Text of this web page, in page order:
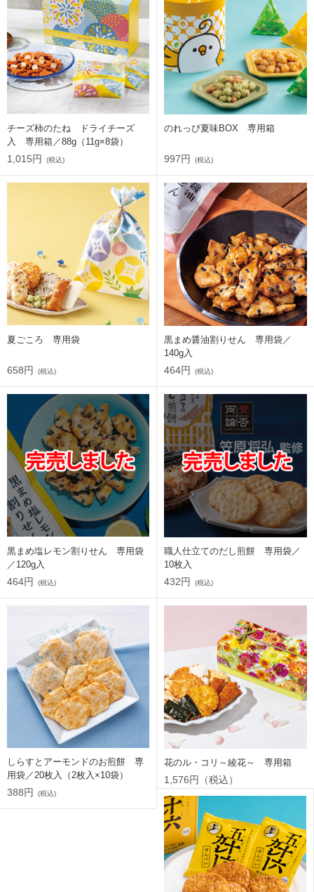
チーズ柿のたね ドライチーズ
入 専用箱／88g（11g×8袋）
1,015円 (税込)
のれっぴ夏味BOX 専用箱
997円 (税込)
夏ごころ 専用袋
658円 (税込)
黒まめ醤油割りせん 専用袋／
140g入
464円 (税込)
黒まめ塩レモン割りせん 専用袋
／120g入
464円 (税込)
職人仕立てのだし煎餅 専用袋／
10枚入
432円 (税込)
しらすとアーモンドのお煎餅 専
用袋／20枚入（2枚入×10袋）
388円 (税込)
花のル・コリ～綾花～ 専用箱
1,576円（税込）